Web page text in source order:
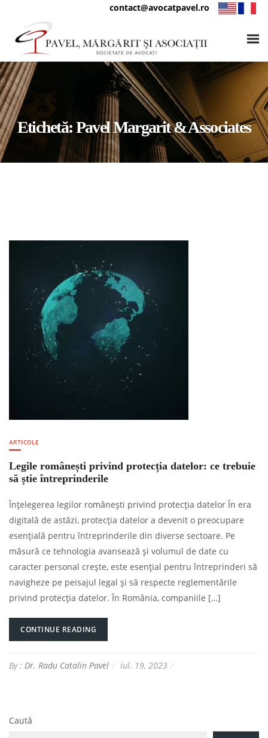
contact@avocatpavel.ro
Etichetă:Pavel Margarit & Associates
ARTICOLE
Legile românești privind protecția datelor: ce trebuie
să știe întreprinderile
Înțelegerea legilor românești privind protecția datelor În era
digitală de astăzi, protecția datelor a devenit o preocupare
esențială pentru întreprinderile din diverse sectoare. Pe
măsură ce tehnologia avansează și volumul de date cu
caracter personal crește, este esențial pentru întreprinderi să
navigheze pe peisajul legal și să respecte reglementările
privind protecția datelor. În România, companiile […]
CONTINUE READING
By : Dr. Radu Catalin Pavel iul. 19, 2023
Caută